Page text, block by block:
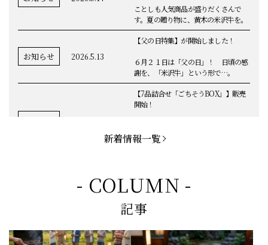
ことしも人気商品が盛りだくさんで
す。夏の贈り物に、黄木の米沢牛を。
お知らせ 2026.5.13
【父の日特集】が開始しました！
６月２１日は「父の日」！ 日頃の感
謝を、「米沢牛」という形で…。
【7品詰合せ「ごちそうBOX」】販売
開始！
ンチカツ」など、黄木の自慢が詰まっ
てます。
【BBQ(バーベキュー)特集】これから
の時期にぴったりなBBQにオススメな
米沢牛の商品をご紹介いたします。今
回限定のBBQセットや、定番部位のお
すすめ商品もございます！
新着情報一覧
- COLUMN -
記事